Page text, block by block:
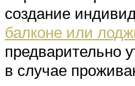
создание
балконе или
предварительно
в случае